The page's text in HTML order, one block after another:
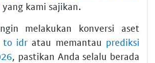
yang kami sajikan.
melakukan konversi aset
to idr atau memantau prediksi
, pastikan Anda selalu berada